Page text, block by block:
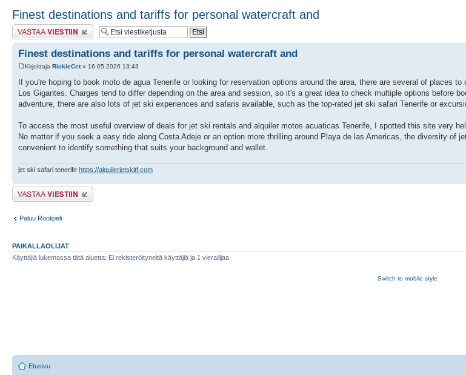
Finest destinations and tariffs for personal watercraft and
Lähetä vastaus
Finest destinations and tariffs for personal watercraft and
Kirjoittaja RickieCet» 16.05.2026 13:43
If you're hoping to book moto de agua Tenerife or looking for reservation options around the area, there are several of places
Los Gigantes. Charges tend to differ depending on the area and session, so it's a great idea to check multiple options before
adventure, there are also lots of jet ski experiences and safaris available, such as the top-rated jet ski safari Tenerife or
To access the most useful overview of deals for jet ski rentals and alquiler motos acuaticas Tenerife, I spotted this site very
No matter if you seek a easy ride along Costa Adeje or an option more thrilling around Playa de las Americas, the diversity of
convenient to identify something that suits your background and wallet.
jet ski safari tenerife https://alquilerjetskitf.com
Lähetä vastaus
Paluu Roolipeli
PAIKALLAOLIJAT
Käyttäjiä lukemassa tätä aluetta: Ei rekisteröityneitä käyttäjiä ja 1 vierailijaa
Switch to mobile style
Etusivu